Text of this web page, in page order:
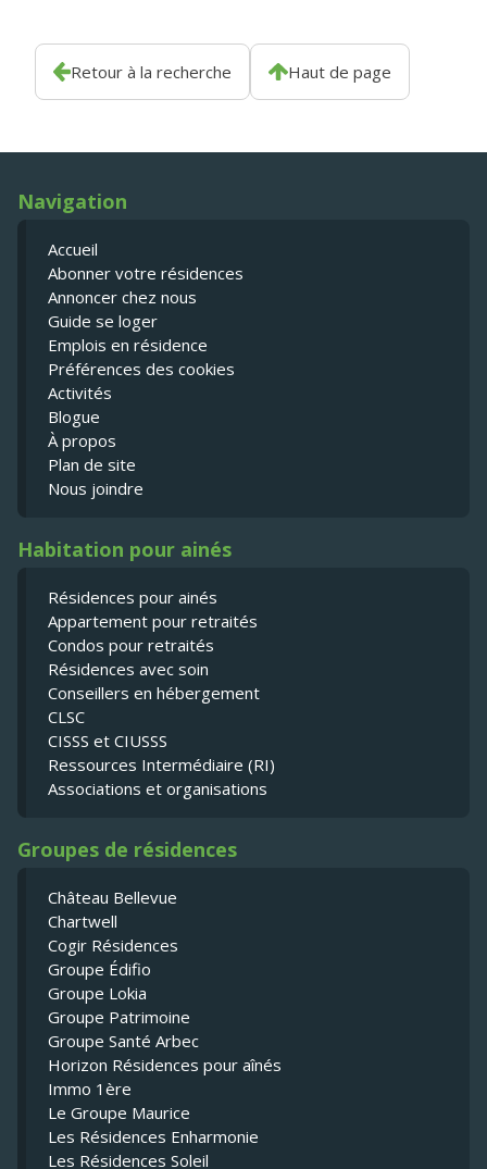
Retour à la recherche Haut de page
Navigation
Accueil
Abonner votre résidences
Annoncer chez nous
Guide se loger
Emplois en résidence
Préférences des cookies
Activités
Blogue
À propos
Plan de site
Nous joindre
Habitation pour ainés
Résidences pour ainés
Appartement pour retraités
Condos pour retraités
Résidences avec soin
Conseillers en hébergement
CLSC
CISSS et CIUSSS
Ressources Intermédiaire (RI)
Associations et organisations
Groupes de résidences
Château Bellevue
Chartwell
Cogir Résidences
Groupe Édifio
Groupe Lokia
Groupe Patrimoine
Groupe Santé Arbec
Horizon Résidences pour aînés
Immo 1ère
Le Groupe Maurice
Les Résidences Enharmonie
Les Résidences Soleil